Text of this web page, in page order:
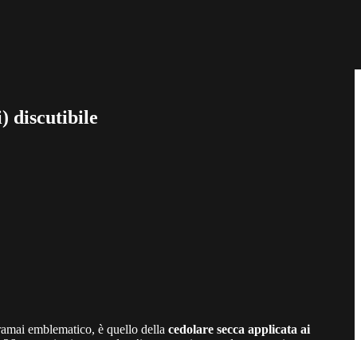
discutibile
emblematico, è quello della cedolare secca applicata ai